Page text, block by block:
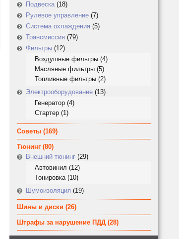
Подвеска (18)
Рулевое управление (7)
Система охлаждения (5)
Трансмиссия (79)
Фильтры (12)
Воздушные фильтры (4)
Масляные фильтры (5)
Топливные фильтры (2)
Электрооборудование (13)
Генератор (4)
Стартер (1)
Советы (169)
Тюнинг (80)
Внешний тюнинг (29)
Автовинил (12)
Тонировка(10)
Шумоизоляция (19)
Шины и диски (26)
Штрафы за нарушение ПДД (28)